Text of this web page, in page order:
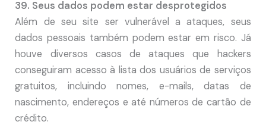
39. Seus dados podem estar desprotegidos
Além de seu site ser vulnerável a ataques, seus
dados pessoais também podem estar em risco. Já
houve diversos casos de ataques que hackers
conseguiram acesso à lista dos usuários de serviços
gratuitos, incluindo nomes, e-mails, datas de
nascimento, endereços e até números de cartão de
crédito.